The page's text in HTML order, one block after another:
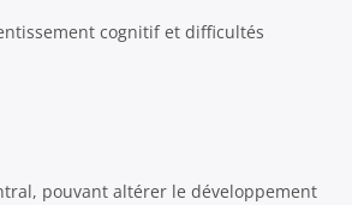
cognitif et difficultés
pouvant altérer le développement